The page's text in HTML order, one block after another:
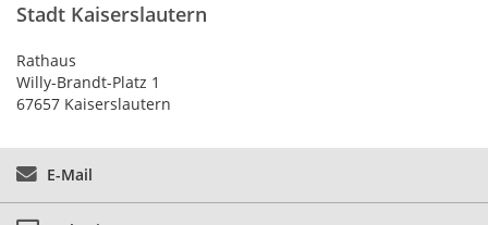
Stadt Kaiserslautern
Rathaus
Willy-Brandt-Platz 1
67657 Kaiserslautern
E-Mail